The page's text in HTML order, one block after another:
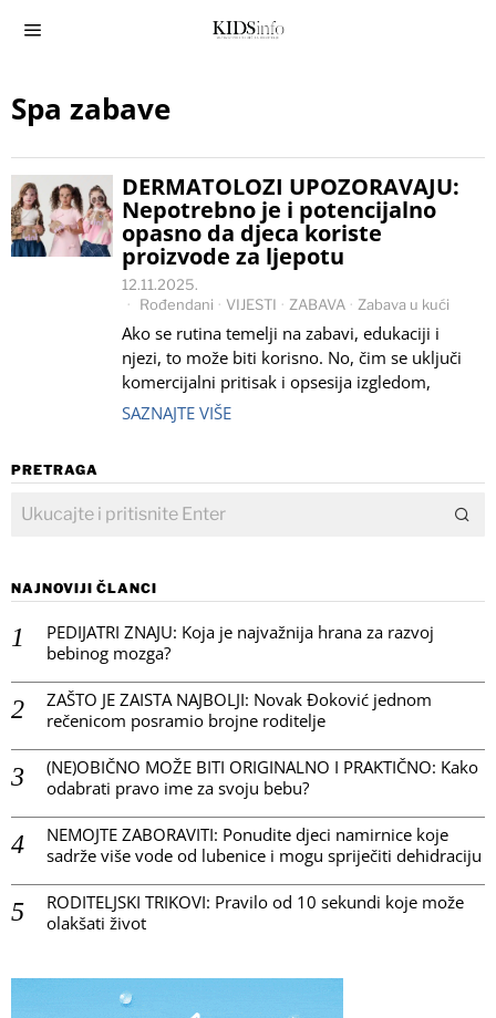
Spa zabave
DERMATOLOZI UPOZORAVAJU:
Nepotrebno je i potencijalno
opasno da djeca koriste
proizvode za ljepotu
12.11.2025.
Rođendani · VIJESTI · ZABAVA · Zabava u kući
Ako se rutina temelji na zabavi, edukaciji i
njezi, to može biti korisno. No, čim se uključi
komercijalni pritisak i opsesija izgledom,
SAZNAJTE VIŠE
PRETRAGA
NAJNOVIJI ČLANCI
PEDIJATRI ZNAJU: Koja je najvažnija hrana za razvoj
bebinog mozga?
ZAŠTO JE ZAISTA NAJBOLJI: Novak Đoković jednom
rečenicom posramio brojne roditelje
(NE)OBIČNO MOŽE BITI ORIGINALNO I PRAKTIČNO: Kako
odabrati pravo ime za svoju bebu?
NEMOJTE ZABORAVITI: Ponudite djeci namirnice koje
sadrže više vode od lubenice i mogu spriječiti dehidraciju
RODITELJSKI TRIKOVI: Pravilo od 10 sekundi koje može
olakšati život